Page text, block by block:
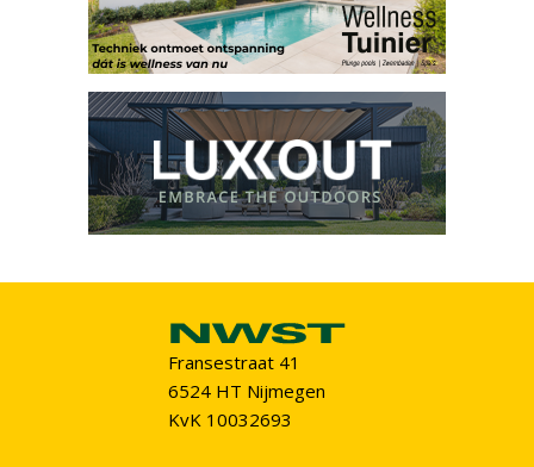
Fransestraat 41
6524 HT Nijmegen
KvK 10032693